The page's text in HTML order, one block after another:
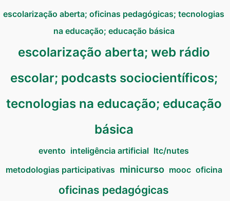
escolarização aberta; oficinas pedagógicas; tecnologias
na educação; educação básica
escolarização aberta; web rádio
escolar; podcasts sociocientíficos;
tecnologias na educação; educação
básica
evento inteligência artificial ltc/nutes
metodologias participativas minicurso mooc oficina
oficinas pedagógicas